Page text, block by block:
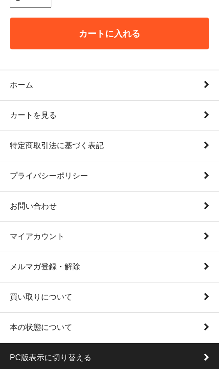
カートに入れる
ホーム
カートを見る
特定商取引法に基づく表記
プライバシーポリシー
お問い合わせ
マイアカウント
メルマガ登録・解除
買い取りについて
本の状態について
PC版表示に切り替える